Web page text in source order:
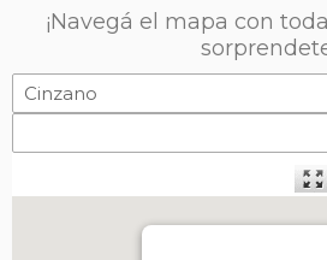
¡Navegá el mapa con